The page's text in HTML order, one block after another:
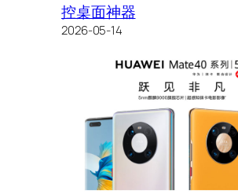
控桌面神器
2026-05-14